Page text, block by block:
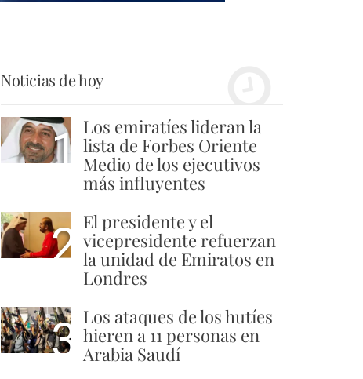
Noticias de hoy
1 Los emiratíes lideran la
lista de Forbes Oriente
Medio de los ejecutivos
más influyentes
2 El presidente y el
vicepresidente refuerzan
la unidad de Emiratos en
Londres
3 Los ataques de los hutíes
hieren a 11 personas en
Arabia Saudí